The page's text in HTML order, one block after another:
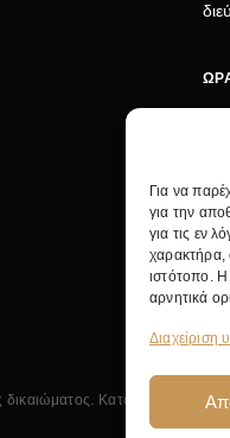
Για να
για την
για τις εν
χαρακτήρα,
ιστότοπο.
αρνητικά
Διαχείριση
Κατασκευή